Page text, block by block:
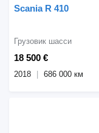
Scania R 410
18 500 €
Грузовик шасси
2018 686 000 км